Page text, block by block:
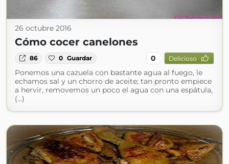
26 octubre 2016
Cómo cocer canelones
86 0 Guardar 0 Delicioso
Ponemos una cazuela con bastante agua al fuego, le
echamos sal y un chorro de aceite; tan pronto empiece
a hervir, removemos un poco el agua con una espátula,
(...)